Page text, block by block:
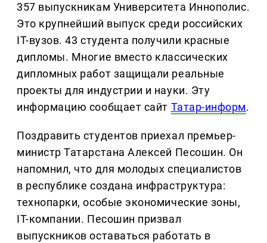
357 выпускникам Университета Иннополис.
Это крупнейший выпуск среди российских
IT-вузов. 43 студента получили красные
дипломы. Многие вместо классических
дипломных работ защищали реальные
проекты для индустрии и науки. Эту
информацию сообщает сайт Татар-информ.
Поздравить студентов приехал премьер-
министр Татарстана Алексей Песошин. Он
напомнил, что для молодых специалистов
в республике создана инфраструктура:
технопарки, особые экономические зоны,
IT-компании. Песошин призвал
выпускников оставаться работать в